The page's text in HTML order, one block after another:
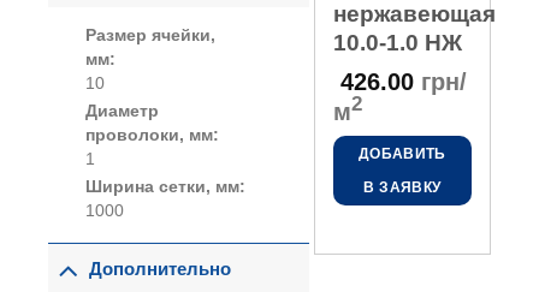
нержавеющая
10.0-1.0 НЖ
426.00грн/
м2
ДОБАВИТЬ
В ЗАЯВКУ
Размер ячейки,
мм:
10
Диаметр
проволоки, мм:
1
Ширина сетки, мм:
1000
Дополнительно